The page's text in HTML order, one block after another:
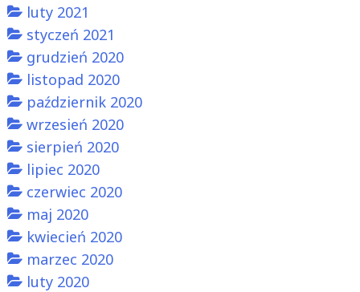
luty 2021
styczeń 2021
grudzień 2020
listopad 2020
październik 2020
wrzesień 2020
sierpień 2020
lipiec 2020
czerwiec 2020
maj 2020
kwiecień 2020
marzec 2020
luty 2020